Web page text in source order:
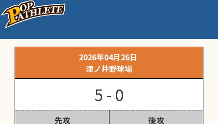
交流戦
2026年04月26日
津ノ井野球場
5 - 0
先攻
後攻